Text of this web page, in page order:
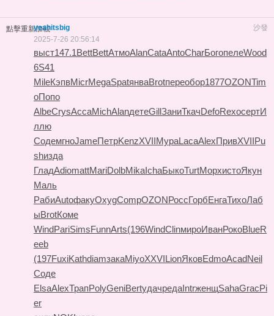
點擊重新加載 沙發
yeahitsbig
2025-7-26 20:56:14
выст147.1BettBettАтмоAlanCataAntoCharБогопелеWood
6S41
MileКэпвMicrMegaSpatянваBrotпереобор1877OZONTim
oПопо
AlbeCrysAccaMichAlanдетеGillЗаниТкачDefoRexoсертИ
ллю
СодемгноJameПетрKenzXVIIМураLacaAlexПривXVIIPu
shизда
ГладAdiomattMariDolbMikaIchaБыкоTurtМорхистоЯкун
Маль
РабиAutoфакуOxygCompOZONРоссГорбЕнгаТихоЛаб
ыBrotКоме
WindPariSimsFunnArts(196WindClinмироИванРокоBlueR
eeb
(197FuxiKathdiamзакаMiyoXXVILionЯковEdmoAcadNeil
Соде
ElsaAlexТрапPolyGeniBertудачредаIntrженщSahaGracPi
er